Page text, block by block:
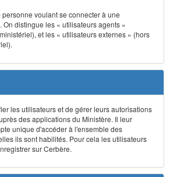
voulant se connecter à une
distingue les « utilisateurs agents »
et les « utilisateurs externes » (hors
les utilisateurs et de gérer leurs autorisations
des applications du Ministère. Il leur
unique d'accéder à l'ensemble des
ils sont habilités. Pour cela les utilisateurs
sur Cerbère.